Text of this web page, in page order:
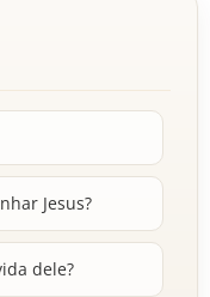
Jesus?
dele?